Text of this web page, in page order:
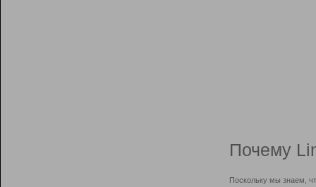
Почему
Поскольку мы знаем,